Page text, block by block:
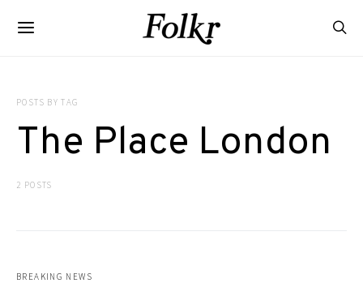
POSTS BY TAG
The Place London
2 POSTS
BREAKING NEWS